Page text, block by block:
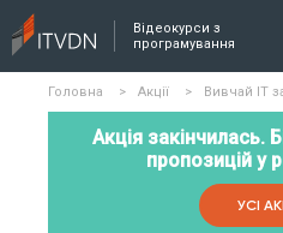
Відеокурси з
програмування
Головна > Акції > Вивчай IT
Акція закінчилась.
пропозицій у
УСІ